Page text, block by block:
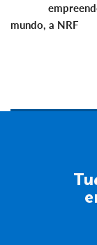
mundo, a NRF